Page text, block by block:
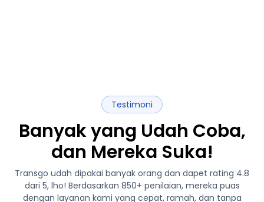
Testimoni
Banyak yang Udah Coba,
dan Mereka Suka!
Transgo udah dipakai banyak orang dan dapet rating 4.8
dari 5, lho! Berdasarkan 850+ penilaian, mereka puas
dengan layanan kami yang cepat, ramah, dan tanpa